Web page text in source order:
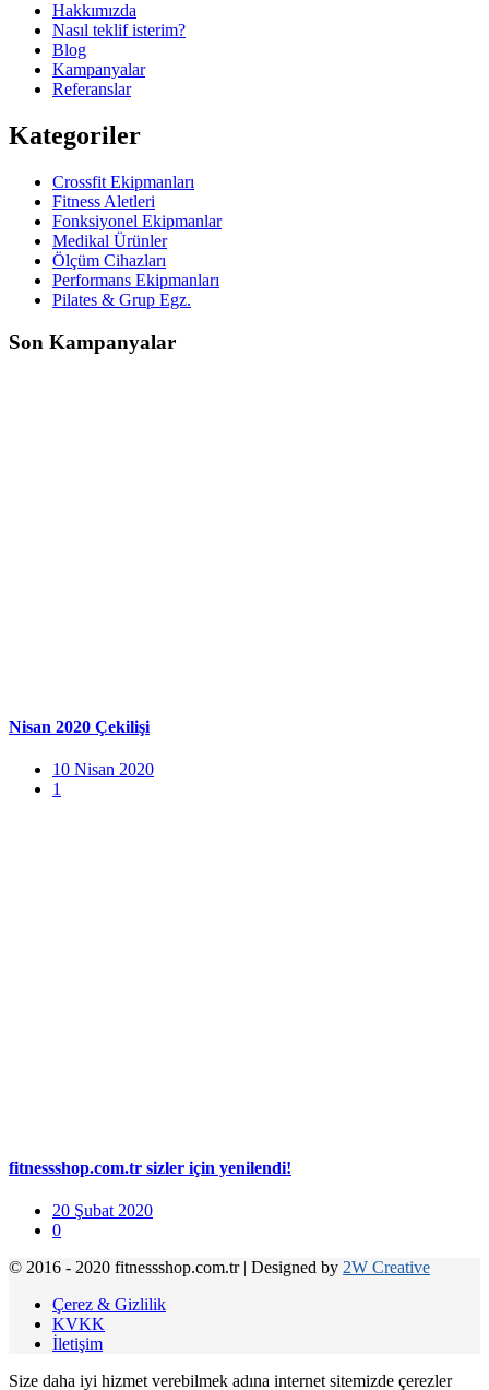
Hakkımızda
Nasıl teklif isterim?
Blog
Kampanyalar
Referanslar
Kategoriler
Crossfit Ekipmanları
Fitness Aletleri
Fonksiyonel Ekipmanlar
Medikal Ürünler
Ölçüm Cihazları
Performans Ekipmanları
Pilates & Grup Egz.
Son Kampanyalar
Nisan 2020 Çekilişi
10 Nisan 2020
1
fitnessshop.com.tr sizler için yenilendi!
20 Şubat 2020
0
© 2016 - 2020 fitnessshop.com.tr| Designed by 2W Creative
Çerez & Gizlilik
KVKK
İletişim
Size daha iyi hizmet verebilmek adına internet sitemizde çerezler